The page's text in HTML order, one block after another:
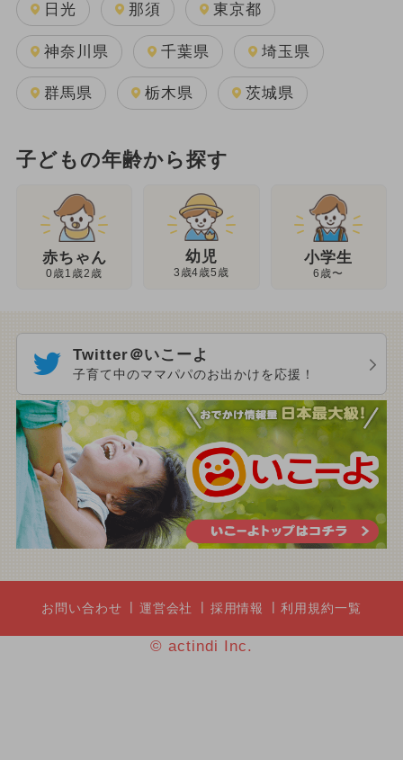
日光 那須 東京都
神奈川県 千葉県 埼玉県
群馬県 栃木県 茨城県
子どもの年齢から探す
赤ちゃん
0歳1歳2歳
幼児
3歳4歳5歳
小学生
6歳〜
Twitter＠いこーよ
子育て中のママパパのお出かけを応援！
お問い合わせ 運営会社 採用情報 利用規約一覧
© actindi Inc.